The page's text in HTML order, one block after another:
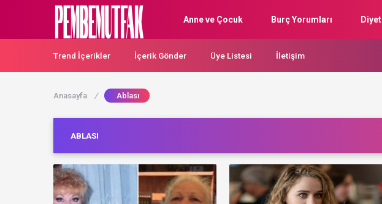
Anne ve Çocuk Burç Yorumları Diyet
Trend İçerikler İçerik Gönder Üye Listesi İletişim
Anasayfa / Ablası
ABLASI